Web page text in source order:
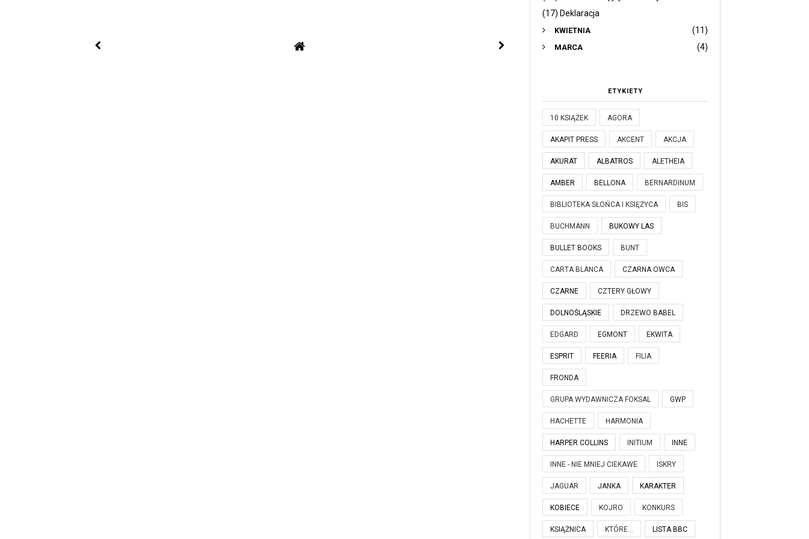
(17) Deklaracja
KWIETNIA (11)
MARCA (4)
ETYKIETY
10 KSIĄŻEK AGORA
AKAPIT PRESS AKCENT AKCJA
AKURAT ALBATROS ALETHEIA
AMBER BELLONA BERNARDINUM
BIBLIOTEKA SŁOŃCA I KSIĘŻYCA BIS
BUCHMANN BUKOWY LAS
BULLET BOOKS BUNT
CARTA BLANCA CZARNA OWCA
CZARNE CZTERY GŁOWY
DOLNOŚLĄSKIE DRZEWO BABEL
EDGARD EGMONT EKWITA
ESPRIT FEERIA FILIA
FRONDA
GRUPA WYDAWNICZA FOKSAL GWP
HACHETTE HARMONIA
HARPER COLLINS INITIUM INNE
INNE - NIE MNIEJ CIEKAWE ISKRY
JAGUAR JANKA KARAKTER
KOBIECE KOJRO KONKURS
KSIĄŻNICA KTÓRE... LISTA BBC